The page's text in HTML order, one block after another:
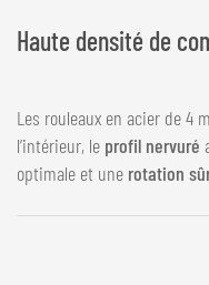
Haute densité de
Les rouleaux en acier de 4
l’intérieur, le profil nervuré
optimale et une rotation